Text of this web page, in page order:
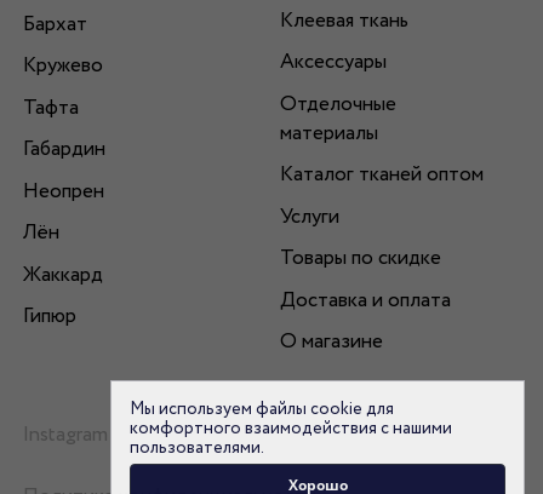
Бархат
Кружево
Тафта
Габардин
Неопрен
Лён
Жаккард
Гипюр
Клеевая ткань
Аксессуары
Отделочные
материалы
Каталог тканей оптом
Услуги
Товары по скидке
Доставка и оплата
О магазине
Instagram
Мы используем файлы cookie для
комфортного взаимодействия с нашими
пользователями.
Хорошо